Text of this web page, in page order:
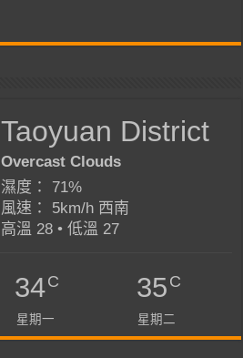
Taoyuan District
Overcast Clouds
濕度： 71%
風速： 5km/h 西南
高溫 28 • 低溫 27
34C
星期一
35C
星期二